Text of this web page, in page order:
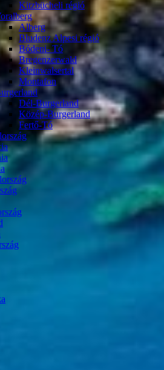
Kitzbücheli régió
Alberg
Bludenz Alpesi régió
Bódeni- Tó
Bregenzerwald
Kleinwalsertal
Montafon
Dél-Burgerland
Közép-Burgerland
Fertő-Tó